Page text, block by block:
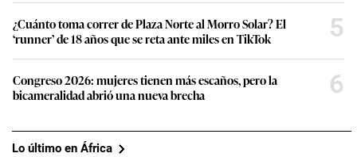
¿Cuánto toma correr de Plaza Norte al Morro Solar? El
‘runner’ de 18 años que se reta ante miles en TikTok
5
Congreso 2026: mujeres tienen más escaños, pero la
bicameralidad abrió una nueva brecha
6
Lo último en África